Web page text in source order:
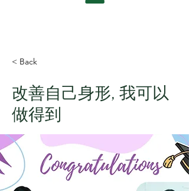
< Back
改善自己身形, 我可以
做得到